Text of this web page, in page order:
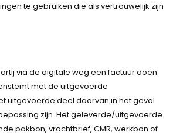
te gebruiken die als vertrouwelijk zijn
via de digitale weg een factuur doen
met de uitgevoerde
uitgevoerde deel daarvan in het geval
zijn. Het geleverde/uitgevoerde
pakbon, vrachtbrief, CMR, werkbon of